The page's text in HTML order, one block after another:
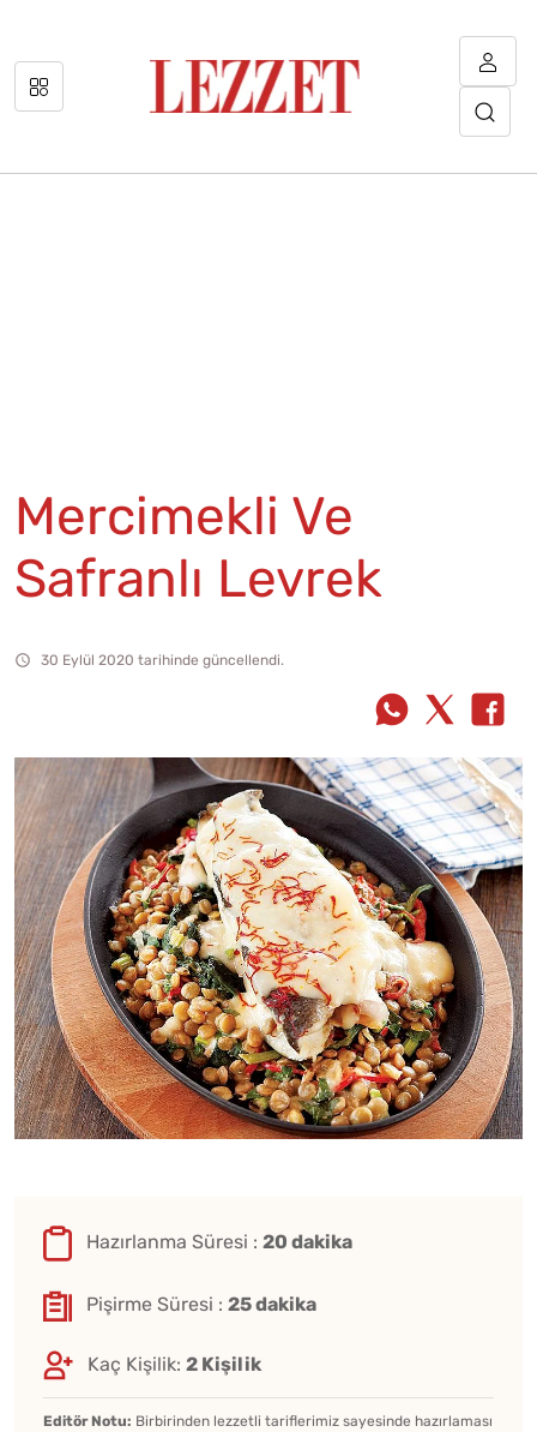
Mercimekli Ve
Safranlı Levrek
30 Eylül 2020 tarihinde güncellendi.
Hazırlanma Süresi : 20 dakika
Pişirme Süresi : 25 dakika
Kaç Kişilik: 2 Kişilik
Editör Notu: Birbirinden lezzetli tariflerimiz sayesinde hazırlaması